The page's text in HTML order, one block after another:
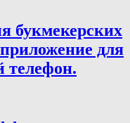
букмекерских
для
телефон.